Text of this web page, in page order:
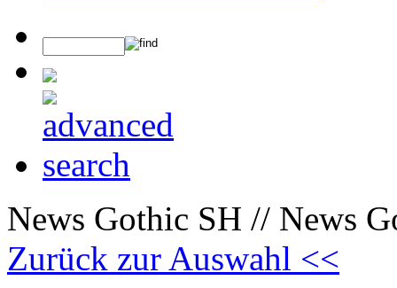
News Gothic SH // News
Zurück zur Auswahl <<